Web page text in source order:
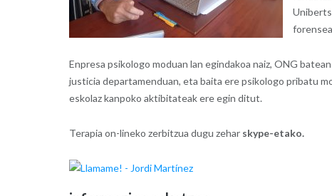
Enpresa psikologo moduan lan egindakoa naiz, ONG
justicia departamenduan, eta baita ere psikologo pribatu
eskolaz kanpoko aktibitateak ere egin ditut.
Terapia on-lineko zerbitzua dugu zehar skype-etako.